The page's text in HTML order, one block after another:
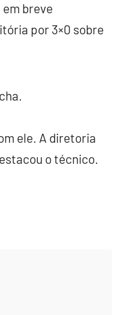
breve
por 3×0 sobre
ele. A diretoria
o técnico.